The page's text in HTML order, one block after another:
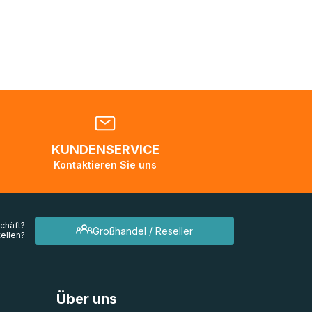
KUNDENSERVICE
Kontaktieren Sie uns
Großhandel / Reseller
Über uns